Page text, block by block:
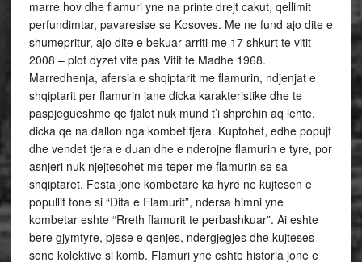
marre hov dhe flamuri yne na printe drejt cakut, qellimit
perfundimtar, pavaresise se Kosoves. Me ne fund ajo dite e
shumepritur, ajo dite e bekuar arriti me 17 shkurt te vitit
2008 – plot dyzet vite pas Vitit te Madhe 1968.
Marredhenja, afersia e shqiptarit me flamurin, ndjenjat e
shqiptarit per flamurin jane dicka karakteristike dhe te
paspjegueshme qe fjalet nuk mund t’i shprehin aq lehte,
dicka qe na dallon nga kombet tjera. Kuptohet, edhe popujt
dhe vendet tjera e duan dhe e nderojne flamurin e tyre, por
asnjeri nuk njejtesohet me teper me flamurin se sa
shqiptaret. Festa jone kombetare ka hyre ne kujtesen e
popullit tone si “Dita e Flamurit”, ndersa himni yne
kombetar eshte “Rreth flamurit te perbashkuar”. Ai eshte
bere gjymtyre, pjese e qenjes, ndergjegjes dhe kujteses
sone kolektive si komb. Flamuri yne eshte historia jone e